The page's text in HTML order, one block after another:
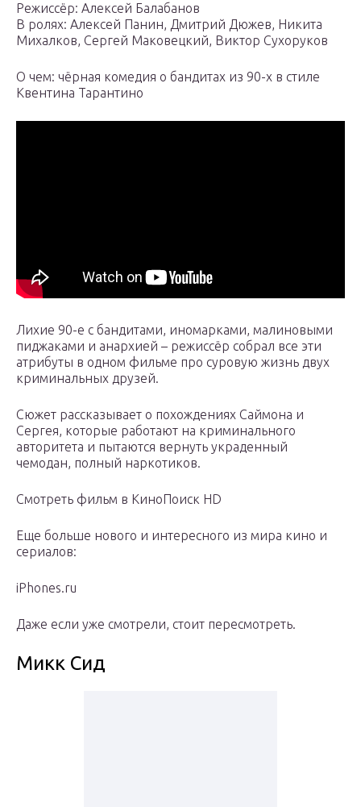
Режиссёр: Алексей Балабанов
В ролях: Алексей Панин, Дмитрий Дюжев, Никита
Михалков, Сергей Маковецкий, Виктор Сухоруков
О чем: чёрная комедия о бандитах из 90-х в стиле
Квентина Тарантино
Лихие 90-е с бандитами, иномарками, малиновыми
пиджаками и анархией – режиссёр собрал все эти
атрибуты в одном фильме про суровую жизнь двух
криминальных друзей.
Сюжет рассказывает о похождениях Саймона и
Сергея, которые работают на криминального
авторитета и пытаются вернуть украденный
чемодан, полный наркотиков.
Смотреть фильм в КиноПоиск HD
Еще больше нового и интересного из мира кино и
сериалов:
iPhones.ru
Даже если уже смотрели, стоит пересмотреть.
Микк Сид